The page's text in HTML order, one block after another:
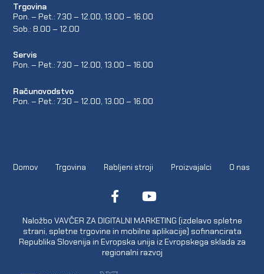
Trgovina
Pon. – Pet.: 7.30 – 12.00, 13.00 – 16.00
Sob.: 8.00 – 12.00
Servis
Pon. – Pet.: 7.30 – 12.00, 13.00 – 16.00
Računovodstvo
Pon. – Pet.: 7.30 – 12.00, 13.00 – 16.00
Domov Trgovina Rabljeni stroji Proizvajalci O nas
Naložbo VAVČER ZA DIGITALNI MARKETING (izdelavo spletne
strani, spletne trgovine in mobilne aplikacije) sofinancirata
Republika Slovenija in Evropska unija iz Evropskega sklada za
regionalni razvoj